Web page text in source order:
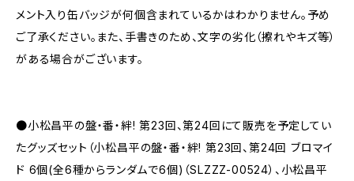
メント入り缶バッジが何個含まれているかはわかりません。予め
ご了承ください。また、手書きのため、文字の劣化（擦れやキズ等）
がある場合がございます。
●小松昌平の盤・番・絆! 第23回、第24回にて販売を予定してい
たグッズセット（小松昌平の盤・番・絆! 第23回、第24回 ブロマイ
ド 6個(全6種からランダムで6個)（SLZZZ-00524）、小松昌平